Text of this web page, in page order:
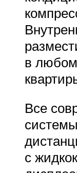
в
Все
с